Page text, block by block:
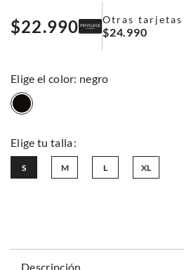
$22.990 Otras tarjetas
$24.990
: negro
L
M
S XL
Descripción